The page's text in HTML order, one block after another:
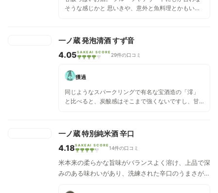
そうな感じかと 思いきや、意外と魚料理とかもいけ
一ノ蔵 発泡清酒 すず音
4.05SAKEAI SCORE 29件の口コミ
獲過
同じようなスパークリングで有名な宝酒造の「澪」
と比べると、炭酸感はそこまで強くないですし、甘
足出来ました。
一ノ蔵 特別純米酒 辛口
4.18SAKEAI SCORE 14件の口コミ
米本来の柔らかな旨味がバランスよく溶け、上品で深
みのある味わいがあり、洗練された辛口のうまさが味